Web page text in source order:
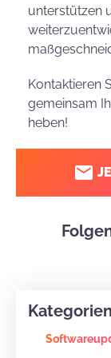
unterstützen
Kontaktieren
gemeinsam
heben!